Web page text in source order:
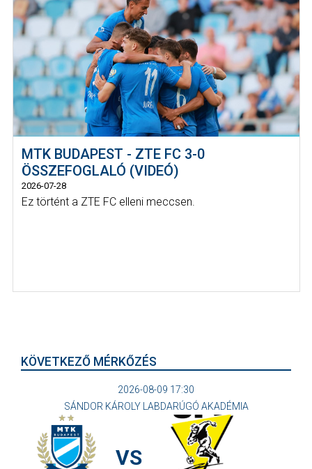
MTK BUDAPEST - ZTE FC 3-0
ÖSSZEFOGLALÓ (VIDEÓ)
2026-07-28
Ez történt a ZTE FC elleni meccsen.
KÖVETKEZŐ MÉRKŐZÉS
2026-08-09 17:30
SÁNDOR KÁROLY LABDARÚGÓ AKADÉMIA
VS